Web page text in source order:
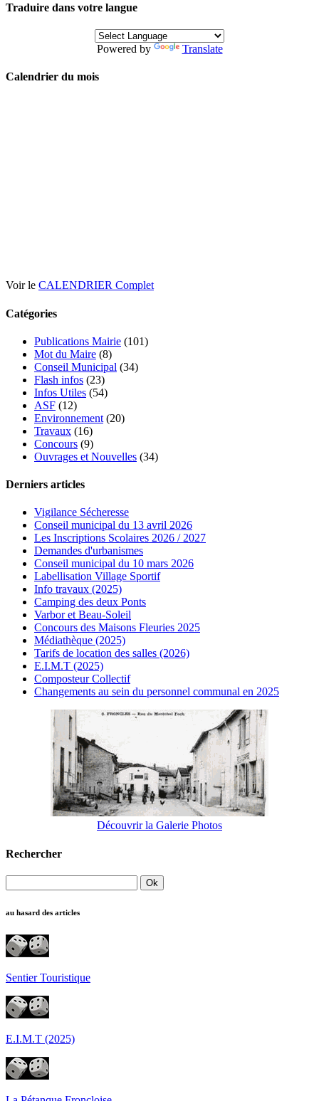
Traduire dans votre langue
Powered by Translate
Calendrier du mois
Voir le CALENDRIER Complet
Catégories
Publications Mairie (101)
Mot du Maire (8)
Conseil Municipal (34)
Flash infos (23)
Infos Utiles (54)
ASF (12)
Environnement (20)
Travaux (16)
Concours (9)
Ouvrages et Nouvelles (34)
Derniers articles
Vigilance Sécheresse
Conseil municipal du 13 avril 2026
Les Inscriptions Scolaires 2026 / 2027
Demandes d'urbanismes
Conseil municipal du 10 mars 2026
Labellisation Village Sportif
Info travaux (2025)
Camping des deux Ponts
Varbor et Beau-Soleil
Concours des Maisons Fleuries 2025
Médiathèque (2025)
Tarifs de location des salles (2026)
E.I.M.T (2025)
Composteur Collectif
Changements au sein du personnel communal en 2025
Découvrir la Galerie Photos
Rechercher
au hasard des articles
Sentier Touristique
E.I.M.T (2025)